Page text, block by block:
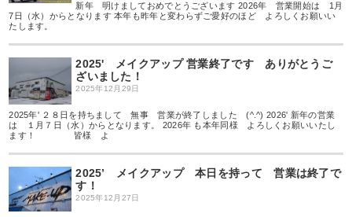
新年 明けましておめでとうございます 2026年 営業開始は 1月
7日（水）からとなります 本年も昨年と変わらずご愛好のほど よろしくお願いい
たします。
2025' メイクアップ 営業終了です ありがとうご
ざいました！
2025年12月29日
2025年' ２８日を持ちまして 無事 営業が終了しました (^.^) 2026' 新年の営業
は １月７日（水）からとなります。 2026年 も本年同様 よろしくお願いいたし
ます！ 皆様 よ
2025’ メイクアップ 本日を持って 営業は終了で
す！
2025年12月27日